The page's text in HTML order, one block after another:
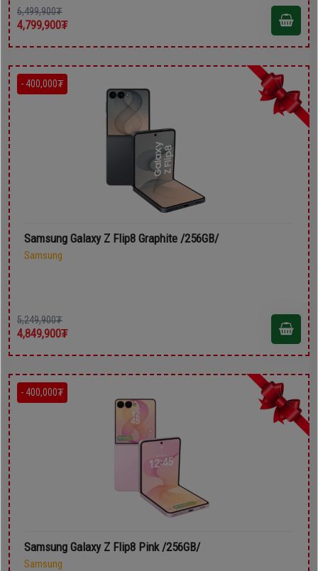
6,499,900₮
4,799,900₮
- 400,000₮
Samsung Galaxy Z Flip8 Graphite /256GB/
Samsung
5,249,900₮
4,849,900₮
- 400,000₮
Samsung Galaxy Z Flip8 Pink /256GB/
Samsung